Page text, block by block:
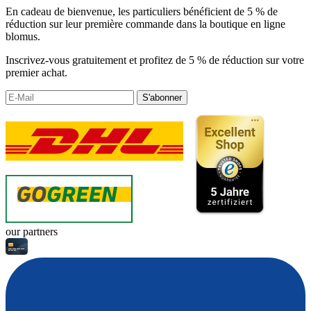
En cadeau de bienvenue, les particuliers bénéficient de 5 % de
réduction sur leur première commande dans la boutique en ligne
blomus.
Inscrivez-vous gratuitement et profitez de 5 % de réduction sur votre
premier achat.
S'abonner
our partners